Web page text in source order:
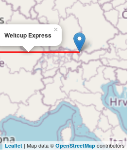
Weltcup Express
×
Leaflet | Map data © OpenStreetMap contributors